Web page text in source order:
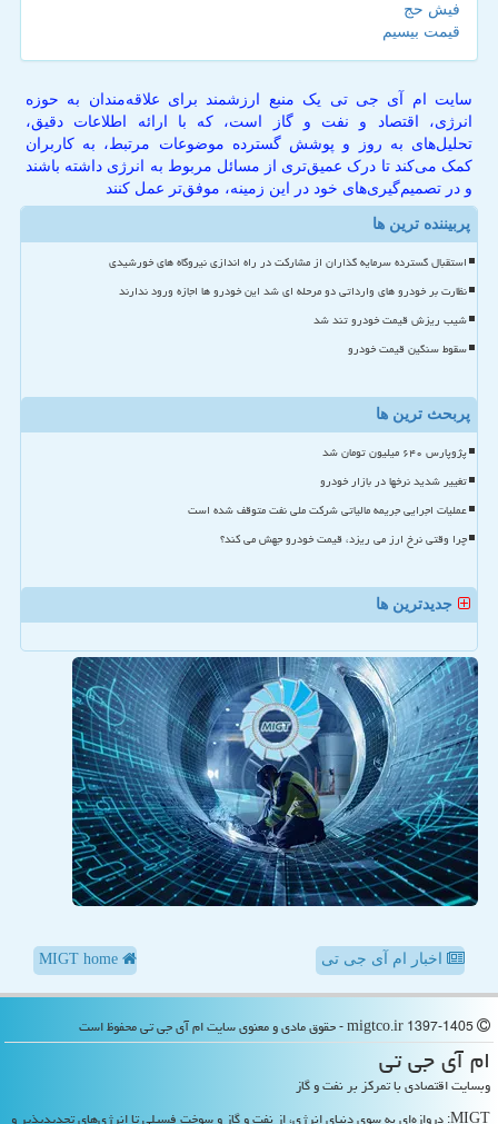
فیش حج
قیمت بیسیم
سایت ام آی جی تی یک منبع ارزشمند برای علاقه‌مندان به حوزه
انرژی، اقتصاد و نفت و گاز است، که با ارائه اطلاعات دقیق،
تحلیل‌های به روز و پوشش گسترده موضوعات مرتبط، به کاربران
کمک می‌کند تا درک عمیق‌تری از مسائل مربوط به انرژی داشته باشند
و در تصمیم‌گیری‌های خود در این زمینه، موفق‌تر عمل کنند
پربیننده ترین ها
استقبال گسترده سرمایه گذاران از مشارکت در راه اندازی نیروگاه های خورشیدی
نظارت بر خودرو های وارداتی دو مرحله ای شد این خودرو ها اجازه ورود ندارند
شیب ریزش قیمت خودرو تند شد
سقوط سنگین قیمت خودرو
پربحث ترین ها
پژوپارس ۶۴۰ میلیون تومان شد
تغییر شدید نرخها در بازار خودرو
عملیات اجرایی جریمه مالیاتی شرکت ملی نفت متوقف شده است
چرا وقتی نرخ ارز می ریزد، قیمت خودرو جهش می کند؟
جدیدترین ها
اخبار ام آی جی تی
ام آی جی تی
وبسایت اقتصادی با تمرکز بر نفت و گاز